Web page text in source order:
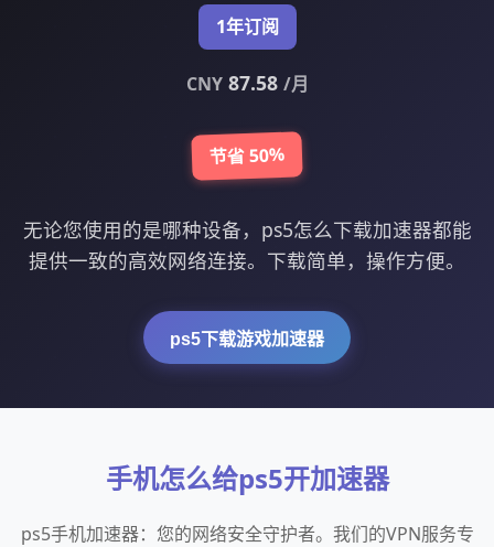
1年订阅
CNY87.58 /月
节省 50%
无论您使用的是哪种设备，ps5怎么下载加速器都能
提供一致的高效网络连接。下载简单，操作方便。
ps5下载游戏加速器
手机怎么给ps5开加速器
ps5手机加速器：您的网络安全守护者。我们的VPN服务专